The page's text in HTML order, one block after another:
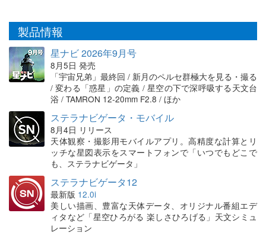
製品情報
星ナビ 2026年9月号
8月5日 発売
「宇宙兄弟」最終回 / 新月のペルセ群極大を見る・撮る
/ 変わる「惑星」の定義 / 星空の下で深呼吸する天文台
浴 / TAMRON 12-20mm F2.8 / ほか
ステラナビゲータ・モバイル
8月4日 リリース
天体観察・撮影用モバイルアプリ。高精度な計算とリ
ッチな星図表示をスマートフォンで「いつでもどこで
も、ステラナビゲータ」
ステラナビゲータ12
最新版 12.0i
美しい描画、豊富な天体データ、オリジナル番組エデ
ィタなど「星空ひろがる 楽しさひろげる」天文シミュ
レーション